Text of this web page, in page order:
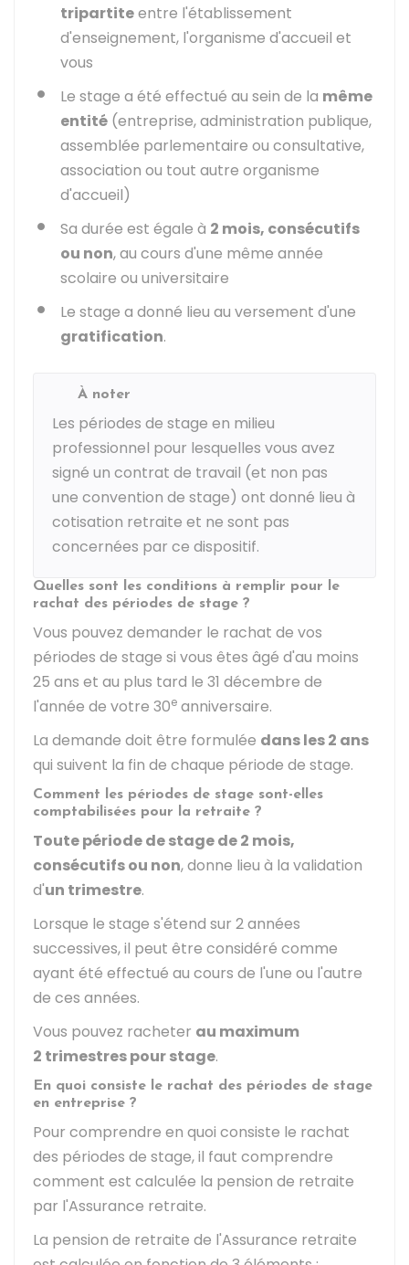
tripartiteentre l'établissement
d'enseignement, l'organisme d'accueil et
vous
Le stage a été effectué au sein de la même
entité (entreprise, administration publique,
assemblée parlementaire ou consultative,
association ou tout autre organisme
d'accueil)
Sa durée est égale à 2 mois, consécutifs
ou non, au cours d'une même année
scolaire ou universitaire
Le stage a donné lieu au versement d'une
gratification.
À noter
Les périodes de stage en milieu
professionnel pour lesquelles vous avez
signé un contrat de travail (et non pas
une convention de stage) ont donné lieu à
cotisation retraite et ne sont pas
concernées par ce dispositif.
Quelles sont les conditions à remplir pour le
rachat des périodes de stage ?
Vous pouvez demander le rachat de vos
périodes de stage si vous êtes âgé d'au moins
25 ans et au plus tard le 31 décembre de
l'année de votre 30e anniversaire.
La demande doit être formulée dans les 2 ans
qui suivent la fin de chaque période de stage.
Comment les périodes de stage sont-elles
comptabilisées pour la retraite ?
Toute période de stage de 2 mois,
consécutifs ou non, donne lieu à la validation
d'un trimestre.
Lorsque le stage s'étend sur 2 années
successives, il peut être considéré comme
ayant été effectué au cours de l'une ou l'autre
de ces années.
Vous pouvez racheter au maximum
2 trimestres pour stage.
En quoi consiste le rachat des périodes de stage
en entreprise ?
Pour comprendre en quoi consiste le rachat
des périodes de stage, il faut comprendre
comment est calculée la pension de retraite
par l'Assurance retraite.
La pension de retraite de l'Assurance retraite